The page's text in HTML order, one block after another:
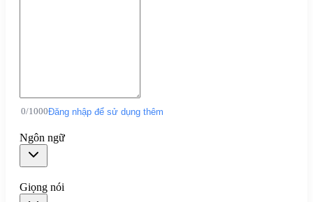
0/1000Đăng nhập để sử dụng thêm
Ngôn ngữ
Giọng nói